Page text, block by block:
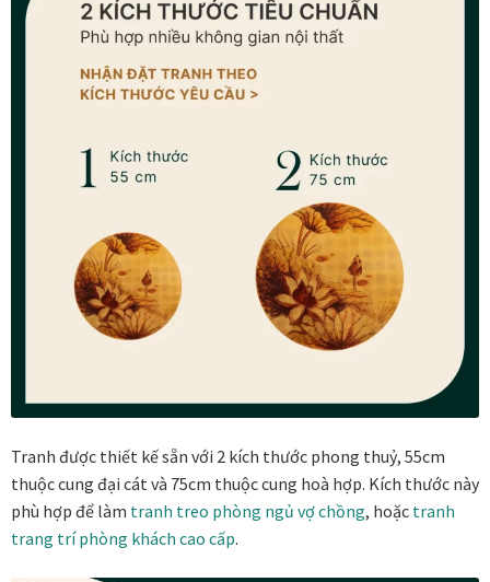
test
Test home page 260225
Thanh toán
Thông tin chung & hỗ trợ
Tối ưu chất lượng hình ảnh
Tranh biểu tượng văn hoá Việt Nam
Tranh dán tường
Tranh dự án
Tranh được thiết kế sẵn với 2 kích thước phong thuỷ, 55cm
thuộc cung đại cát và 75cm thuộc cung hoà hợp. Kích thước này
phù hợp để làm tranh treo phòng ngủ vợ chồng, hoặc tranh
trang trí phòng khách cao cấp.